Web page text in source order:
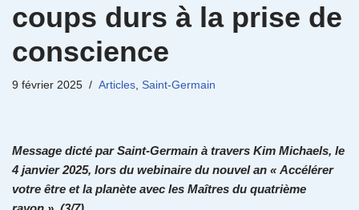
coups durs à la prise de
conscience
9 février 2025 Articles, Saint-Germain
Message dicté par Saint-Germain à travers Kim Michaels, le
4 janvier 2025, lors du webinaire du nouvel an « Accélérer
votre être et la planète avec les Maîtres du quatrième